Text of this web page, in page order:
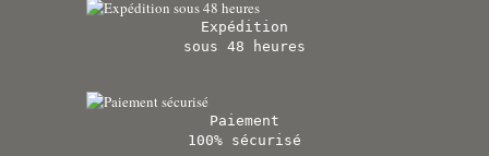
Expédition
sous 48 heures
Paiement
100% sécurisé